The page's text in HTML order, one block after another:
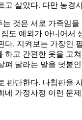
고 살았다. 다만 농경
것은 서로 가족임
도 예외가 아니어서
다. 지켜보는 가장인
하고 간편한 옷을 고
펴 달라는 말을 덧붙
판단한다. 나침판을
네 가정사정 이런 문